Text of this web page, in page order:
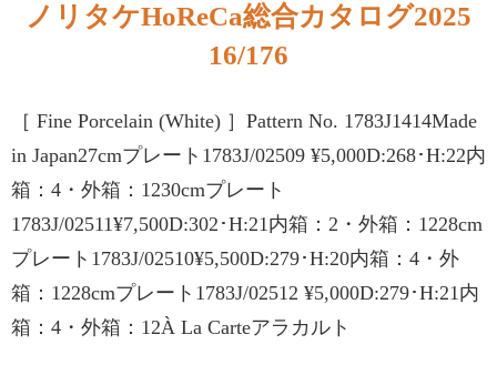
ノリタケHoReCa総合カタログ2025
16/176
［ Fine Porcelain (White) ］Pattern No. 1783J1414Made
in Japan27cmプレート1783J/02509 ¥5,000D:268･H:22内
箱：4・外箱：1230cmプレート
1783J/02511¥7,500D:302･H:21内箱：2・外箱：1228cm
プレート1783J/02510¥5,500D:279･H:20内箱：4・外
箱：1228cmプレート1783J/02512 ¥5,000D:279･H:21内
箱：4・外箱：12À La Carteアラカルト